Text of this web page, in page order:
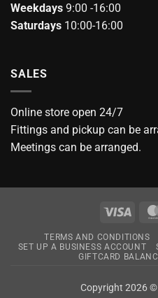
Weekdays 9:00 -16:00
Saturdays 10:00-16:00
SALES
Online store open 24/7
Fittings and pickup can be
Meetings can be arranged.
Visa
TERMS AND CONDITIONS
SET UP A BUSINESS ACCOUNT
GIFTCARD
Copyright 2026 ©